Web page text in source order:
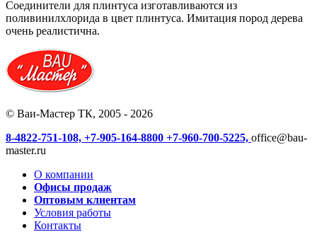
Соединители для плинтуса изготавливаются из
поливинилхлорида в цвет плинтуса. Имитация пород дерева
очень реалистична.
© Ваи-Мастер ТК, 2005 - 2026
8-4822-751-108, +7-905-164-8800 +7-960-700-5225, office@bau-
master.ru
О компании
Офисы продаж
Оптовым клиентам
Условия работы
Контакты